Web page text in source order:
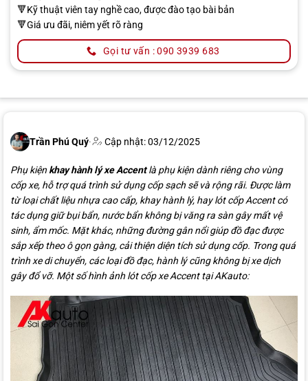
🔻Kỹ thuật viên tay nghề cao, được đào tạo bài bản
🔻Giá ưu đãi, niêm yết rõ ràng
Gọi tư vấn : 090 3939 683
Trần Phú Quý· Cập nhật: 03/12/2025
Phụ kiệnkhay hành lý xe Accentlà phụ kiện dành riêng cho vùng
cốp xe, hỗ trợ quá trình sử dụng cốp sạch sẽ và rộng rãi. Được làm
từ loại chất liệu nhựa cao cấp, khay hành lý, hay lót cốp Accent có
tác dụng giữ bụi bẩn, nước bẩn không bị văng ra sàn gây mất vệ
sinh, ẩm mốc. Mặt khác, những đường gân nổi giúp đồ đạc được
sắp xếp theo ô gọn gàng, cải thiện diện tích sử dụng cốp. Trong quá
trình xe di chuyển, các loại đồ đạc, hành lý cũng không bị xe dịch
gây đổ vỡ. Một số hình ảnh lót cốp xe Accent tại AKauto: